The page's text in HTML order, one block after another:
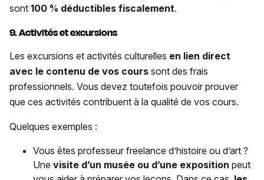
sont 100 % déductibles fiscalement.
9. Activités et excursions
Les excursions et activités culturelles en lien direct
avec le contenu de vos cours sont des frais
professionnels. Vous devez toutefois pouvoir prouver
que ces activités contribuent à la qualité de vos cours.
Quelques exemples :
Vous êtes professeur freelance d’histoire ou d’art ?
Une visite d’un musée ou d’une exposition peut